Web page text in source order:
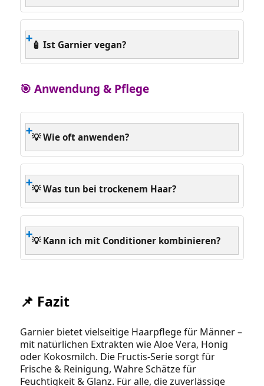
🧴 Ist Garnier vegan?
🎯 Anwendung & Pflege
💡 Wie oft anwenden?
💡 Was tun bei trockenem Haar?
💡 Kann ich mit Conditioner kombinieren?
📌 Fazit
Garnier bietet vielseitige Haarpflege für Männer –
mit natürlichen Extrakten wie Aloe Vera, Honig
oder Kokosmilch. Die Fructis-Serie sorgt für
Frische & Reinigung, Wahre Schätze für
Feuchtigkeit & Glanz. Für alle, die zuverlässige